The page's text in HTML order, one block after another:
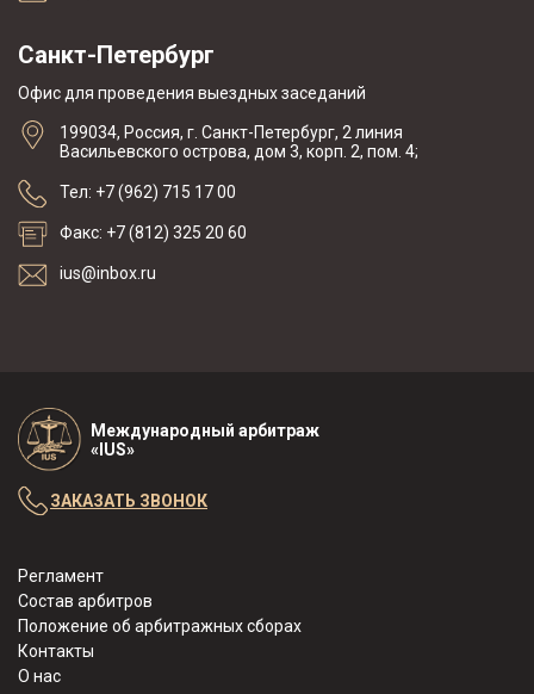
Санкт-Петербург
Офис для проведения выездных заседаний
199034, Россия, г. Санкт-Петербург, 2 линия
Васильевского острова, дом 3, корп. 2, пом. 4;
Тел: +7 (962) 715 17 00
Факс: +7 (812) 325 20 60
ius@inbox.ru
Международный арбитраж
«IUS»
Регламент
Состав арбитров
Положение об арбитражных сборах
Контакты
О нас
ЗАКАЗАТЬ ЗВОНОК